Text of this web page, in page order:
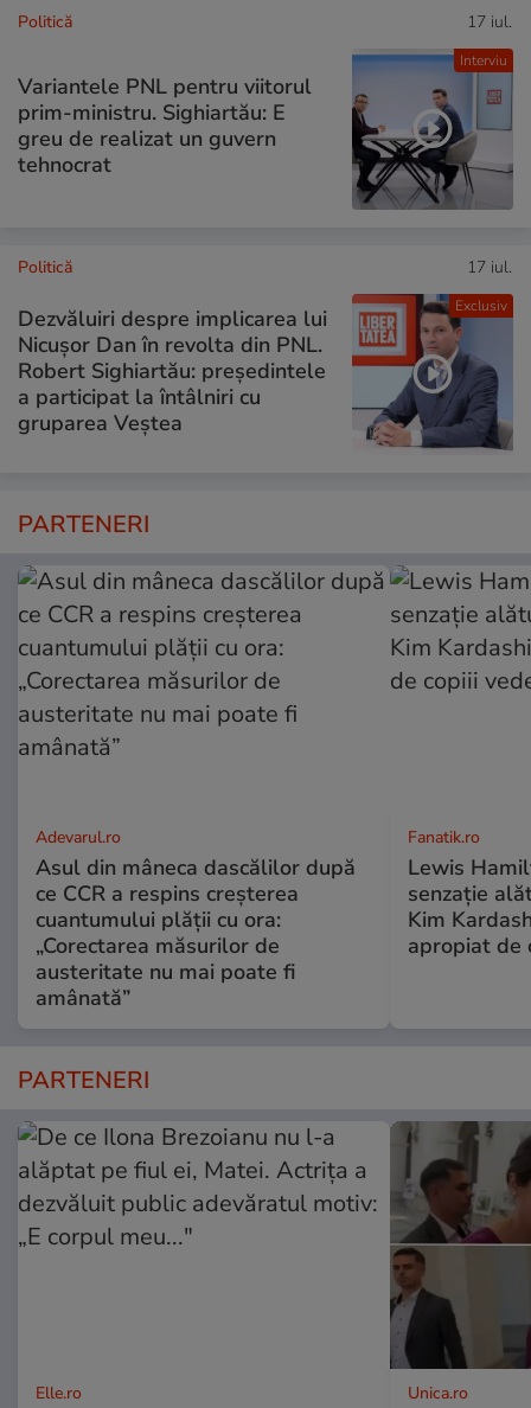
Interviu
Politică 17 iul.
Variantele PNL pentru viitorul
prim-ministru. Sighiartău: E
greu de realizat un guvern
tehnocrat
Exclusiv
Politică 17 iul.
Dezvăluiri despre implicarea lui
Nicușor Dan în revolta din PNL.
Robert Sighiartău: președintele
a participat la întâlniri cu
gruparea Veștea
PARTENERI
Adevarul.ro
Asul din mâneca dascălilor după
ce CCR a respins creșterea
cuantumului plății cu ora:
„Corectarea măsurilor de
austeritate nu mai poate fi
amânată”
Fanatik.ro
Lewis
senzație
Kim
apropiat de
PARTENERI
Elle.ro Unica.ro